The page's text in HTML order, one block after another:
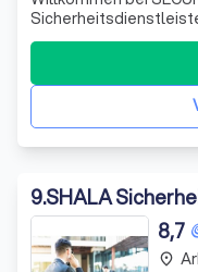
maßgeschneidertes
individuellen
Einzelperson oder im
Sicherheitskonzept
9.SHALA
8,7
place